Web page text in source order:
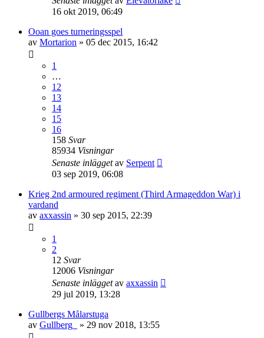
16 okt 2019, 06:49
Ooan goes turneringsspel
av Mortarion » 05 dec 2015, 16:42
1
…
12
13
14
15
16
158 Svar
85934 Visningar
Senaste inläggetav Serpent
03 sep 2019, 06:08
Krieg 2nd armoured regiment (Third Armageddon War) i
vardand
av axxassin » 30 sep 2015, 22:39
1
2
12 Svar
12006 Visningar
Senaste inläggetav axxassin
29 jul 2019, 13:28
Gullbergs Målarstuga
av Gullberg_ » 29 nov 2018, 13:55